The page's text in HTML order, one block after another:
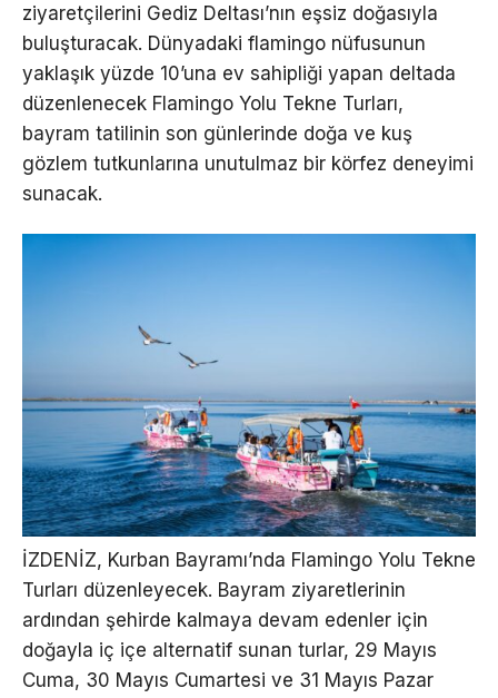
ziyaretçilerini Gediz Deltası’nın eşsiz doğasıyla
buluşturacak. Dünyadaki flamingo nüfusunun
yaklaşık yüzde 10’una ev sahipliği yapan deltada
düzenlenecek Flamingo Yolu Tekne Turları,
bayram tatilinin son günlerinde doğa ve kuş
gözlem tutkunlarına unutulmaz bir körfez deneyimi
sunacak.
İZDENİZ, Kurban Bayramı’nda Flamingo Yolu Tekne
Turları düzenleyecek. Bayram ziyaretlerinin
ardından şehirde kalmaya devam edenler için
doğayla iç içe alternatif sunan turlar, 29 Mayıs
Cuma, 30 Mayıs Cumartesi ve 31 Mayıs Pazar